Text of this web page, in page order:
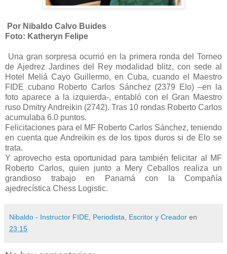
Por Nibaldo Calvo Buides
Foto: Katheryn Felipe
Una gran sorpresa ocurrió en la primera ronda del Torneo
de Ajedrez Jardines del Rey modalidad blitz, con sede al
Hotel Meliá Cayo Guillermo, en Cuba, cuando el Maestro
FIDE cubano Roberto Carlos Sánchez (2379 Elo) –en la
foto aparece a la izquierda-, entabló con el Gran Maestro
ruso Dmitry Andreikin (2742). Tras 10 rondas Roberto Carlos
acumulaba 6.0 puntos.
Felicitaciones para el MF Roberto Carlos Sánchez, teniendo
en cuenta que Andreikin es de los tipos duros si de Elo se
trata.
Y aprovecho esta oportunidad para también felicitar al MF
Roberto Carlos, quien junto a Mery Ceballos realiza un
grandioso trabajo en Panamá con la Compañía
ajedrecística Chess Logistic.
Nibaldo - Instructor FIDE, Periodista, Escritor y Creador en
23:15